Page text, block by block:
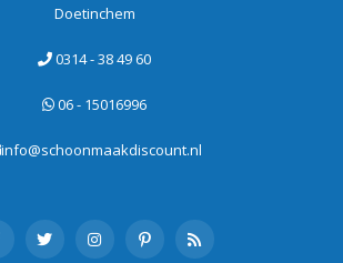
Doetinchem
0314 - 38 49 60
06 - 15016996
info@schoonmaakdiscount.nl